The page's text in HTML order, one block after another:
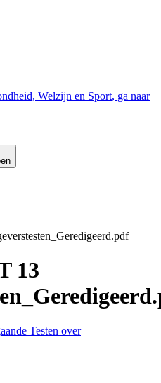
Welzijn en Sport, ga naar
13
Testen over